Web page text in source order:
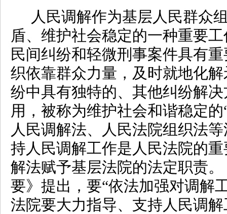
人民调解作为基层人民群众
盾、维护社会稳定的一种重要
民间纠纷和轻微刑事案件具有
织依靠群众力量，及时就地化
纷中具有独特的、其他纠纷解
用，被称为维护社会和谐稳定
人民调解法、人民法院组织法
持人民调解工作是人民法院的
解法赋予基层法院的法定职责
要》提出，要“依法加强对调解
法院要大力指导、支持人民调